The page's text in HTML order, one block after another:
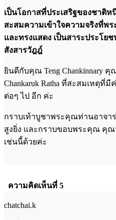
เป็นโอกาสที่ประเสริฐของชาติ
สะสมความเข้าใจความจริงที่พ
และทรงแสดง เป็นสาระประโย
สังสารวัฎฎ์
ยินดีกับคุณ Teng Chankinnary คุ
Chankaruk Ratha ที่สะสมเหตุที่
ต่อๆ ไป อีก ค่ะ
กราบเท้าบูชาพระคุณท่านอาจา
สูงยิ่ง และกราบขอบพระคุณ คุ
เช่นนี้ด้วยค่ะ
ความคิดเห็นที่ 5
chatchai.k